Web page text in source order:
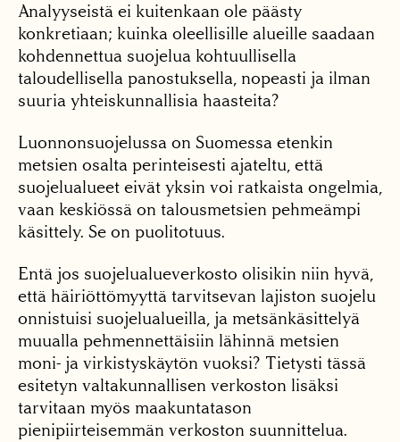
Analyyseistä ei kuitenkaan ole päästy
konkretiaan; kuinka oleellisille alueille saadaan
kohdennettua suojelua kohtuullisella
taloudellisella panostuksella, nopeasti ja ilman
suuria yhteiskunnallisia haasteita?
Luonnonsuojelussa on Suomessa etenkin
metsien osalta perinteisesti ajateltu, että
suojelualueet eivät yksin voi ratkaista ongelmia,
vaan keskiössä on talousmetsien pehmeämpi
käsittely. Se on puolitotuus.
Entä jos suojelualueverkosto olisikin niin hyvä,
että häiriöttömyyttä tarvitsevan lajiston suojelu
onnistuisi suojelualueilla, ja metsänkäsittelyä
muualla pehmennettäisiin lähinnä metsien
moni- ja virkistyskäytön vuoksi? Tietysti tässä
esitetyn valtakunnallisen verkoston lisäksi
tarvitaan myös maakuntatason
pienipiirteisemmän verkoston suunnittelua.